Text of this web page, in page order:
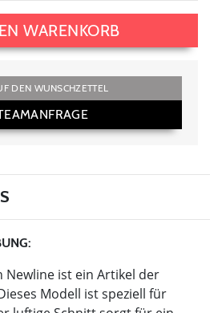
WARENKORB
DEN WUNSCHZETTEL
Newline ist ein Artikel der
Modell ist speziell für